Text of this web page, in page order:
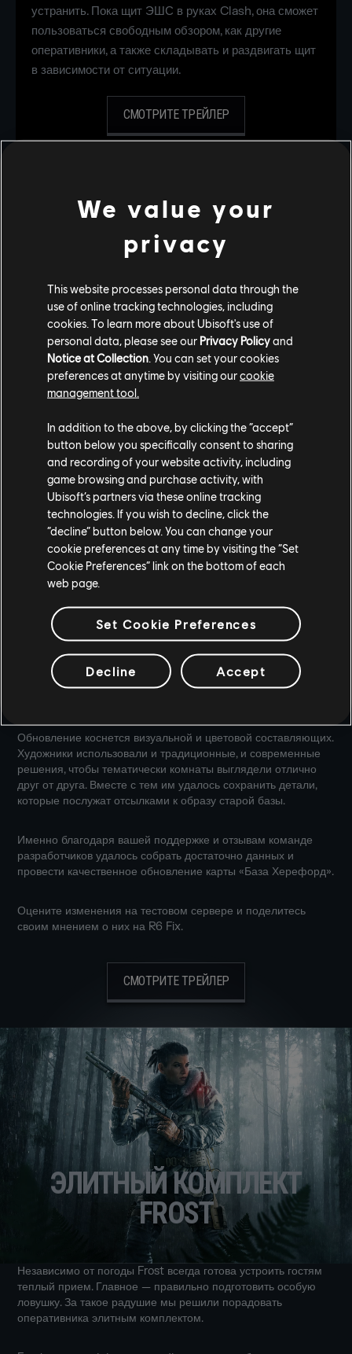
устранить. Пока щит ЭШС в руках Clash, она сможет
пользоваться свободным обзором, как другие
оперативники, а также складывать и раздвигать щит
в зависимости от ситуации.
СМОТРИТЕ ТРЕЙЛЕР
ПЕРЕРАБОТКА КАРТЫ:
БАЗА ХЕРЕФОРД
Цель — исправление неполадок, влияющих на динамику
боя, баланс и визуальные аспекты базы Херефорд, для
повышения привлекательности карты в соревновательном
плане. Это первый случай переработки, серию которых
команда решила начать с Operation Grim Sky. Базу
Херефорд ожидает множество изменений, поэтому ее
можно будет рассматривать как новую карту.
Площадь каждого этажа увеличится, а значит, появится
больше разрушаемых поверхностей. В определенных точках
будут добавлены лестницы и люки, что позволит свободнее
передвигаться по зданию и размещать объекты задания.
Игрокам потребуется вновь изучить планировку, но вряд ли
Обновление коснется визуальной и цветовой составляющих.
Художники использовали и традиционные, и современные
решения, чтобы тематически комнаты выглядели отлично
друг от друга. Вместе с тем им удалось сохранить детали,
которые послужат отсылками к образу старой базы.
Именно благодаря вашей поддержке и отзывам команде
разработчиков удалось собрать достаточно данных и
провести качественное обновление карты «База Херефорд».
Оцените изменения на тестовом сервере и поделитесь
своим мнением о них на R6 Fix.
СМОТРИТЕ ТРЕЙЛЕР
ЭЛИТНЫЙ КОМПЛЕКТ
FROST
Независимо от погоды Frost всегда готова устроить гостям
теплый прием. Главное — правильно подготовить особую
ловушку. За такое радушие мы решили порадовать
оперативника элитным комплектом.
We value your
privacy
This website processes personal data through the
use of online tracking technologies, including
cookies. To learn more about Ubisoft's use of
personal data, please see our Privacy Policyand
Notice at Collection . You can set your cookies
preferences at anytime by visiting ourcookie
management tool.
In addition to the above, by clicking the “accept”
button below you specifically consent to sharing
and recording of your website activity, including
game browsing and purchase activity, with
Ubisoft’s partners via these online tracking
technologies. If you wish to decline, click the
“decline” button below. You can change your
cookie preferences at any time by visiting the “Set
Cookie Preferences” link on the bottom of each
web page.
Set Cookie Preferences
Decline Accept